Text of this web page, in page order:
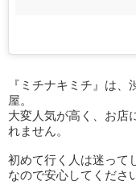
『ミチナキミチ』は
屋。
大変人気が高く、お店
れません。
初めて行く人は迷って
なので安心してくださ